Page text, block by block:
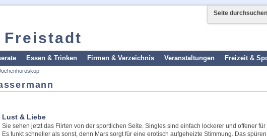
Freistadt
Seite
Essen & Trinken Firmen & Verzeichnis Veranstaltungen Freizeit &
Lust & Liebe
Sie sehen jetzt das Flirten von der sportlichen Seite. Singles sind einfach lockerer und offener
Es funkt schneller als sonst, denn Mars sorgt für eine erotisch aufgeheizte Stimmung. Das